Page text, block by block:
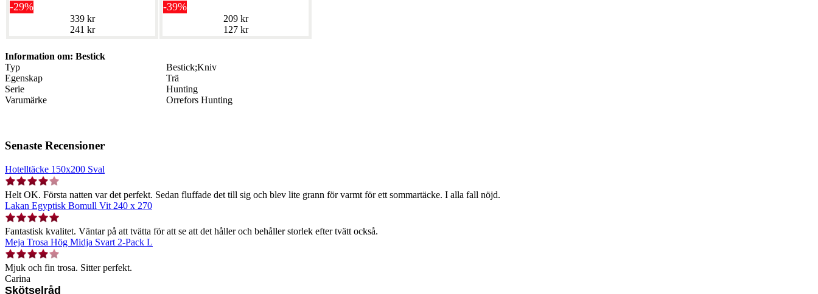
-29%
339 kr
241 kr
-39%
209 kr
127 kr
Information om: Bestick
Typ
Bestick;Kniv
Egenskap
Trä
Serie
Hunting
Varumärke
Orrefors Hunting
Senaste Recensioner
Hotelltäcke 150x200 Sval
Helt OK. Första natten var det perfekt. Sedan fluffade det till sig och blev lite grann för varmt för ett sommartäcke. I alla fall nöjd.
Lakan Egyptisk Bomull Vit 240 x 270
Fantastisk kvalitet. Väntar på att tvätta för att se att det håller och behåller storlek efter tvätt också.
Meja Trosa Hög Midja Svart 2-Pack L
Mjuk och fin trosa. Sitter perfekt.
Carina
Skötselråd